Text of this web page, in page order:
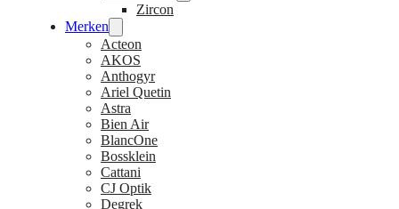
Zircon
Merken
Acteon
AKOS
Anthogyr
Ariel Quetin
Astra
Bien Air
BlancOne
Bossklein
Cattani
CJ Optik
Degrek